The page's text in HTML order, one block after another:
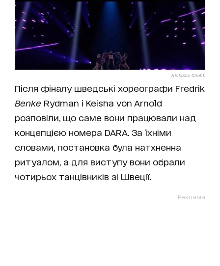
Nicholas Chobb
Після фіналу шведські хореографи Fredrik
Benke Rydman і Keisha von Arnold
розповіли, що саме вони працювали над
концепцією номера DARA. За їхніми
словами, постановка була натхненна
ритуалом, а для виступу вони обрали
чотирьох танцівників зі Швеції.
Реклама